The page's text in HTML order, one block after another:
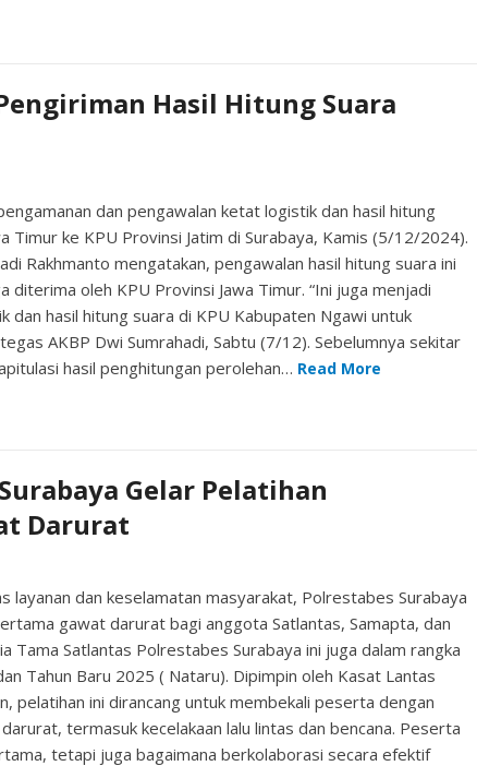
Hasil Hitung Suara
dan pengawalan ketat logistik dan hasil hitung
Timur ke KPU Provinsi Jatim di Surabaya, Kamis (5/12/2024).
Rakhmanto mengatakan, pengawalan hasil hitung suara ini
oleh KPU Provinsi Jawa Timur. “Ini juga menjadi
dan hasil hitung suara di KPU Kabupaten Ngawi untuk
AKBP Dwi Sumrahadi, Sabtu (7/12). Sebelumnya sekitar
hasil penghitungan perolehan… Read More
Gelar Pelatihan
Darurat
layanan dan keselamatan masyarakat, Polrestabes Surabaya
gawat darurat bagi anggota Satlantas, Samapta, dan
Tama Satlantas Polrestabes Surabaya ini juga dalam rangka
Tahun Baru 2025 ( Nataru). Dipimpin oleh Kasat Lantas
pelatihan ini dirancang untuk membekali peserta dengan
termasuk kecelakaan lalu lintas dan bencana. Peserta
tetapi juga bagaimana berkolaborasi secara efektif